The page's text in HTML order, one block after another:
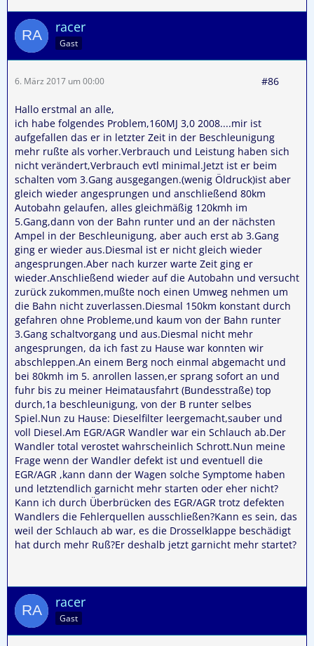
racer
Gast
6. März 2017 um 00:00 #86
Hallo erstmal an alle,
ich habe folgendes Problem,160MJ 3,0 2008....mir ist
aufgefallen das er in letzter Zeit in der Beschleunigung
mehr rußte als vorher.Verbrauch und Leistung haben sich
nicht verändert,Verbrauch evtl minimal.Jetzt ist er beim
schalten vom 3.Gang ausgegangen.(wenig Öldruck)ist aber
gleich wieder angesprungen und anschließend 80km
Autobahn gelaufen, alles gleichmäßig 120kmh im
5.Gang,dann von der Bahn runter und an der nächsten
Ampel in der Beschleunigung, aber auch erst ab 3.Gang
ging er wieder aus.Diesmal ist er nicht gleich wieder
angesprungen.Aber nach kurzer warte Zeit ging er
wieder.Anschließend wieder auf die Autobahn und versucht
zurück zukommen,mußte noch einen Umweg nehmen um
die Bahn nicht zuverlassen.Diesmal 150km konstant durch
gefahren ohne Probleme,und kaum von der Bahn runter
3.Gang schaltvorgang und aus.Diesmal nicht mehr
angesprungen, da ich fast zu Hause war konnten wir
abschleppen.An einem Berg noch einmal abgemacht und
bei 80kmh im 5. anrollen lassen,er sprang sofort an und
fuhr bis zu meiner Heimatausfahrt (Bundesstraße) top
durch,1a beschleunigung, von der B runter selbes
Spiel.Nun zu Hause: Dieselfilter leergemacht,sauber und
voll Diesel.Am EGR/AGR Wandler war ein Schlauch ab.Der
Wandler total verostet wahrscheinlich Schrott.Nun meine
Frage wenn der Wandler defekt ist und eventuell die
EGR/AGR ,kann dann der Wagen solche Symptome haben
und letztendlich garnicht mehr starten oder eher nicht?
Kann ich durch Überbrücken des EGR/AGR trotz defekten
Wandlers die Fehlerquellen ausschließen?Kann es sein, das
weil der Schlauch ab war, es die Drosselklappe beschädigt
hat durch mehr Ruß?Er deshalb jetzt garnicht mehr startet?
racer
Gast